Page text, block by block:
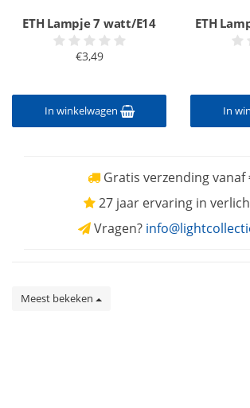
ETH Lampje 7 watt/E14
€3,49
In winkelwagen
ETH
In
Gratis verzending vanaf
27 jaar ervaring in
Vragen?
Meest bekeken